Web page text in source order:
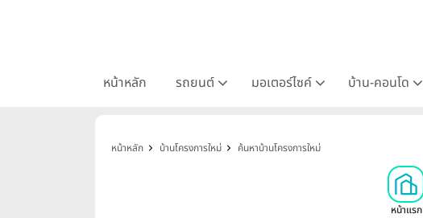
หน้าหลัก รถยนต์ มอเตอร์ไซค์ บ้าน-คอนโด
หน้าหลัก บ้านโครงการใหม่ ค้นหาบ้านโครงการใหม่
หน้าแรก